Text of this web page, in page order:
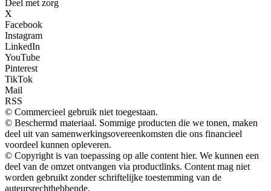
Deel met zorg
X
Facebook
Instagram
LinkedIn
YouTube
Pinterest
TikTok
Mail
RSS
© Commercieel gebruik niet toegestaan.
© Beschermd materiaal. Sommige producten die we tonen, maken
deel uit van samenwerkingsovereenkomsten die ons financieel
voordeel kunnen opleveren.
© Copyright is van toepassing op alle content hier. We kunnen een
deel van de omzet ontvangen via productlinks. Content mag niet
worden gebruikt zonder schriftelijke toestemming van de
auteursrechthebbende.